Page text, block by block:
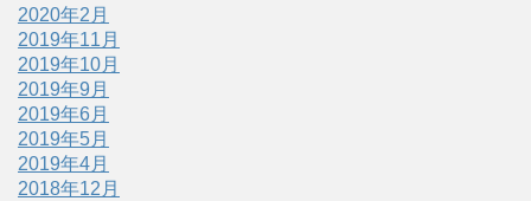
2020年2月
2019年11月
2019年10月
2019年9月
2019年6月
2019年5月
2019年4月
2018年12月